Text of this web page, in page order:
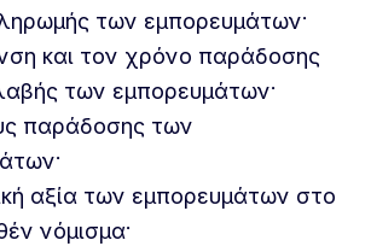
των εμπορευμάτων·
και τον χρόνο παράδοσης
των εμπορευμάτων·
παράδοσης των
αξία των εμπορευμάτων στο
νόμισμα·